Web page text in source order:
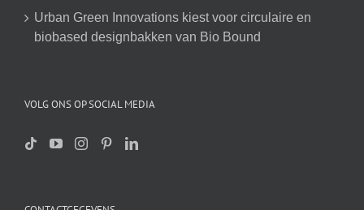
Urban Green Innovations kiest voor circulaire en
biobased designbakken van Bio Bound
VOLG ONS OP SOCIAL MEDIA